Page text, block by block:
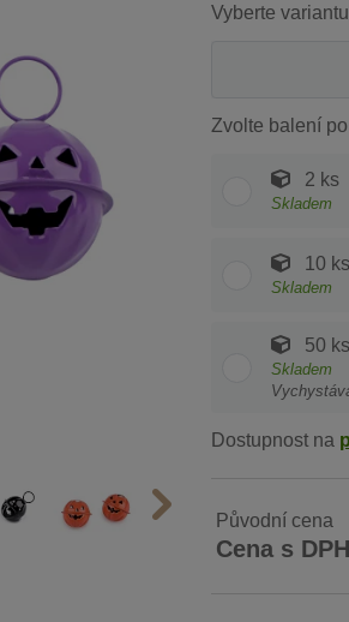
Vyberte
Zvolte balení
2 ks
Skladem
10 ks
Skladem
50 ks
Skladem
Dostupnost na
Původní cena
Cena s DPH